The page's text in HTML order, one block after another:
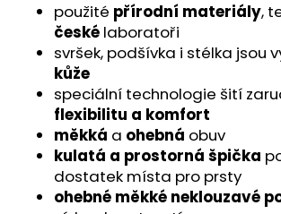
použité přírodní materiály,
české laboratoři
svršek, podšívka i stélka jsou
kůže
speciální technologie šití
flexibilitu a komfort
měkká a ohebná obuv
kulatá a prostorná špička
dostatek místa pro prsty
ohebné měkké neklouzavé